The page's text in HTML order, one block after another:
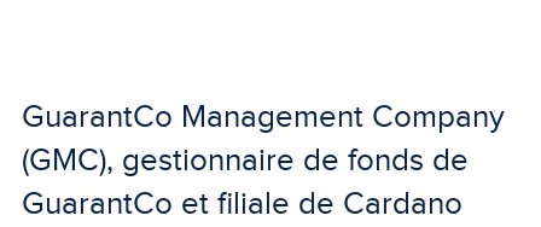
GuarantCo Management Company
(GMC), gestionnaire de fonds de
GuarantCo et filiale de Cardano